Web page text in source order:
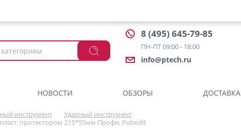
8 (495) 645-79-85
ПН-ПТ 09:00 - 18:00
info@ptech.ru
НОВОСТИ ОБЗОРЫ ДОСТАВКА
инструмент
Ударный инструмент
протектором 215*55мм Профи, Pobedit